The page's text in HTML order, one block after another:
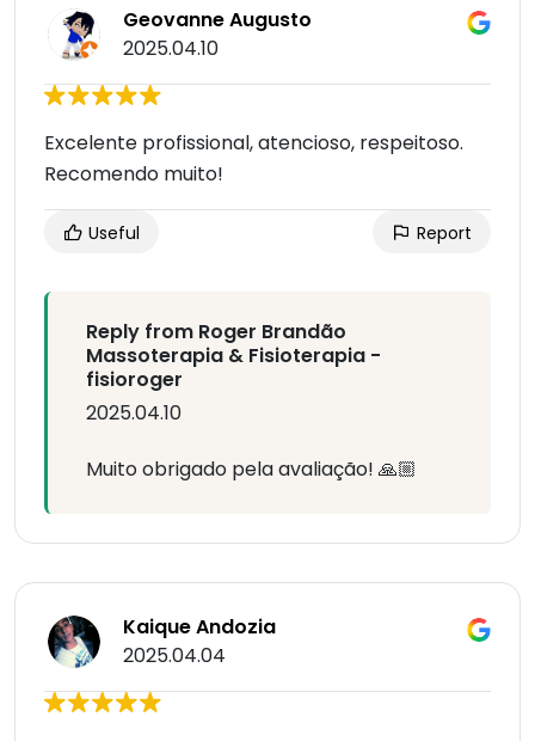
Geovanne Augusto
2025.04.10
Excelente profissional, atencioso, respeitoso.
Recomendo muito!
Useful Report
Reply from Roger Brandão
Massoterapia & Fisioterapia -
fisioroger
2025.04.10
Muito obrigado pela avaliação! 🙏🏼
Kaique Andozia
2025.04.04